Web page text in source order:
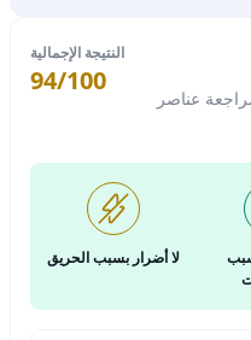
عناصر
النتيجة الإجمالية
94/100
لا أضرار بسبب الحريق